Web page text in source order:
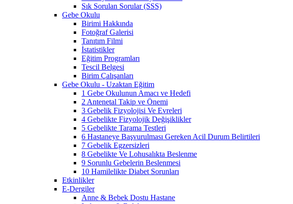
Sık Sorulan Sorular (SSS)
Gebe Okulu
Birimi Hakkında
Fotoğraf Galerisi
Tanıtım Filmi
İstatistikler
Eğitim Programları
Tescil Belgesi
Birim Çalışanları
Gebe Okulu - Uzaktan Eğitim
1 Gebe Okulunun Amacı ve Hedefi
2 Antenetal Takip ve Önemi
3 Gebelik Fizyolojisi Ve Evreleri
4 Gebelikte Fizyolojik Değişiklikler
5 Gebelikte Tarama Testleri
6 Hastaneye Başvurulması Gereken Acil Durum Belirtileri
7 Gebelik Egzersizleri
8 Gebelikte Ve Lohusalıkta Beslenme
9 Sorunlu Gebelerin Beslenmesi
10 Hamilelikte Diabet Sorunları
Etkinlikler
E-Dergiler
Anne & Bebek Dostu Hastane